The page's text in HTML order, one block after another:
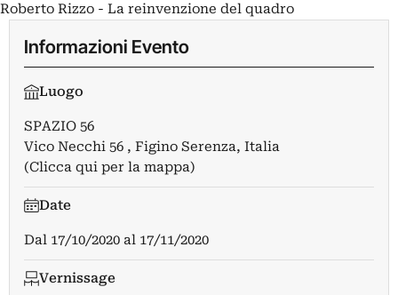
Roberto Rizzo - La reinvenzione del quadro
Informazioni Evento
Luogo
SPAZIO 56
Vico Necchi 56 , Figino Serenza, Italia
(Clicca qui per la mappa)
Date
Dal 17/10/2020 al 17/11/2020
Vernissage